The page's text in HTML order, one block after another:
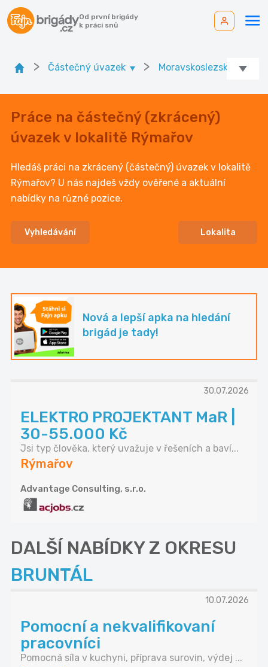
Od první brigády
k práci snů
> Částečný úvazek > Moravskoslezský kr.
Práce na částečný (zkrácený)
úvazek v lokalitě Rýmařov
Hledáš práci na zkrácený (částečný) úvazek v lokalitě
Rýmařov? U nás najdeš vždy ověřené a aktuální
nabídky na různé pozice.
Vyhledávání Lokalita
Nová a lepší apka na hledání
brigád je tady!
30.07.2026
ELEKTRO PROJEKTANT MaR |
30-55.000 Kč
Jsi typ člověka, který uvažuje v řešeních a baví...
Rýmařov
Advantage Consulting, s.r.o.
DALŠÍ NABÍDKY Z OKRESU
BRUNTÁL
10.07.2026
Pomocní a nekvalifikovaní
pracovníci
Pomocná síla v kuchyni, příprava surovin, výdej ...